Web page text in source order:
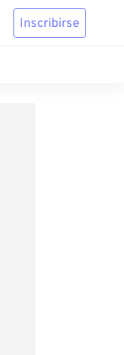
Inscribirse